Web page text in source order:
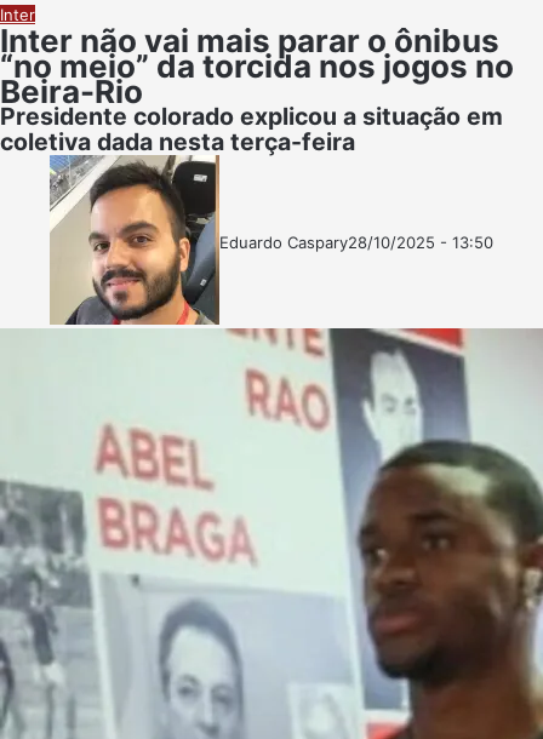
Inter
Inter não vai mais parar o ônibus
“no meio” da torcida nos jogos no
Beira-Rio
Presidente colorado explicou a situação em
coletiva dada nesta terça-feira
Eduardo CasparyFollow
Mande
28/10/2025 - 13:50